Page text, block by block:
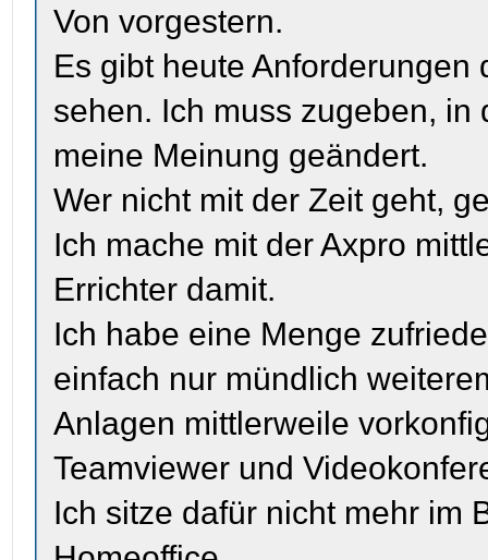
Von vorgestern.
Es gibt heute
sehen. Ich muss zugeben,
meine Meinung geändert.
Wer nicht mit der Zeit geht,
Ich mache mit der Axpro
Errichter damit.
Ich habe eine Menge
einfach nur mündlich
Anlagen mittlerweile
Teamviewer und
Ich sitze dafür nicht mehr im